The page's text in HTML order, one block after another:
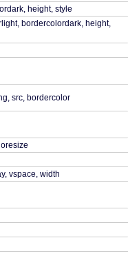
height, style
bordercolordark, height,
src, bordercolor
vspace, width